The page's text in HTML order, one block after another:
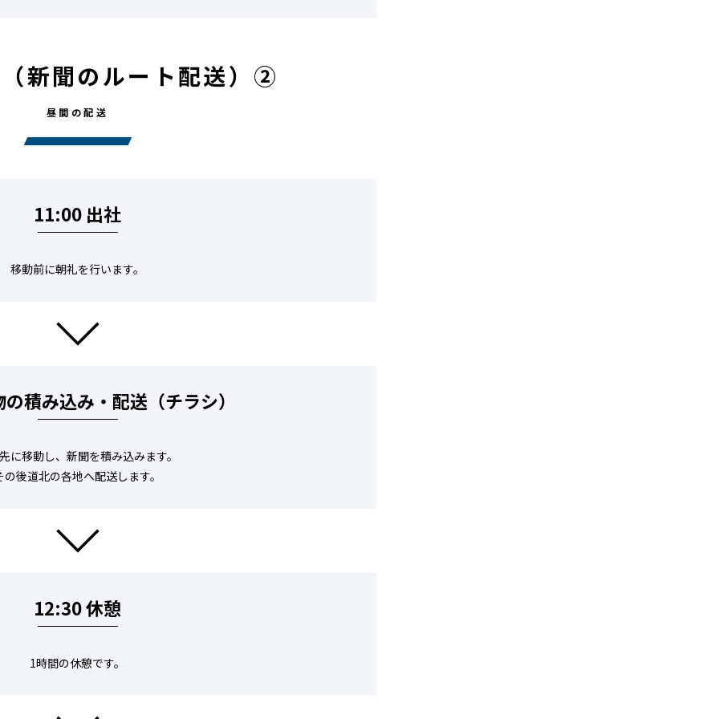
新聞のルート配送）②
昼間の配送
11:00 出社
移動前に朝礼を行います。
積み込み・配送（チラシ）
に移動し、新聞を積み込みます。
の後道北の各地へ配送します。
12:30 休憩
1時間の休憩です。